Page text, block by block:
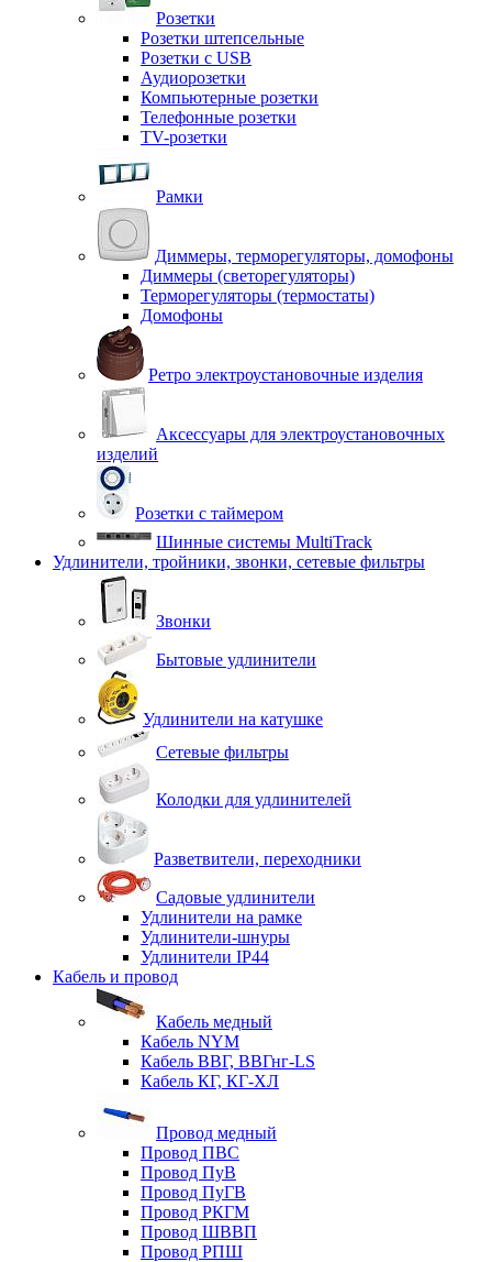
Розетки
Розетки штепсельные
Розетки с USB
Аудиорозетки
Компьютерные розетки
Телефонные розетки
TV-розетки
Рамки
Диммеры, терморегуляторы, домофоны
Диммеры (светорегуляторы)
Терморегуляторы (термостаты)
Домофоны
Ретро электроустановочные изделия
Аксессуары для электроустановочных
изделий
Розетки с таймером
Шинные системы MultiTrack
Удлинители, тройники, звонки, сетевые фильтры
Звонки
Бытовые удлинители
Удлинители на катушке
Сетевые фильтры
Колодки для удлинителей
Разветвители, переходники
Садовые удлинители
Удлинители на рамке
Удлинители-шнуры
Удлинители IP44
Кабель и провод
Кабель медный
Кабель NYM
Кабель ВВГ, ВВГнг-LS
Кабель КГ, КГ-ХЛ
Провод медный
Провод ПВС
Провод ПуВ
Провод ПуГВ
Провод РКГМ
Провод ШВВП
Провод РПШ